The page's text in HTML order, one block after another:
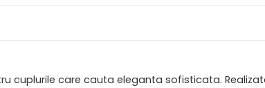
cuplurile care cauta eleganta sofisticata.